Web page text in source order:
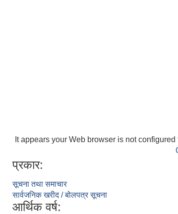
It appears your Web browser is not
प्रकार:
सूचना तथा समाचार
सार्वजनिक खरीद / बोलपत्र सूचना
आर्थिक वर्ष: